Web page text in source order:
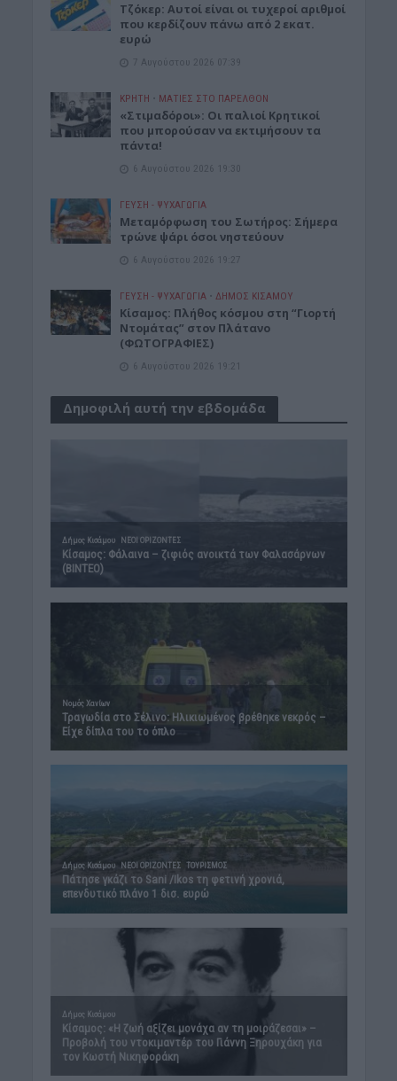
Τζόκερ: Αυτοί είναι οι τυχεροί αριθμοί
που κερδίζουν πάνω από 2 εκατ.
ευρώ
7 Αυγούστου 2026 07:39
ΚΡΗΤΗ • ΜΑΤΙΕΣ ΣΤΟ ΠΑΡΕΛΘΟΝ
«Στιμαδόροι»: Οι παλιοί Κρητικοί
που μπορούσαν να εκτιμήσουν τα
πάντα!
6 Αυγούστου 2026 19:30
ΓΕΎΣΗ - ΨΥΧΑΓΩΓΊΑ
Μεταμόρφωση του Σωτήρος: Σήμερα
τρώνε ψάρι όσοι νηστεύουν
6 Αυγούστου 2026 19:27
ΓΕΎΣΗ - ΨΥΧΑΓΩΓΊΑ • ΔΉΜΟΣ ΚΙΣΆΜΟΥ
Κίσαμος: Πλήθος κόσμου στη “Γιορτή
Ντομάτας” στον Πλάτανο
(ΦΩΤΟΓΡΑΦΙΕΣ)
6 Αυγούστου 2026 19:21
Δημοφιλή αυτή την εβδομάδα